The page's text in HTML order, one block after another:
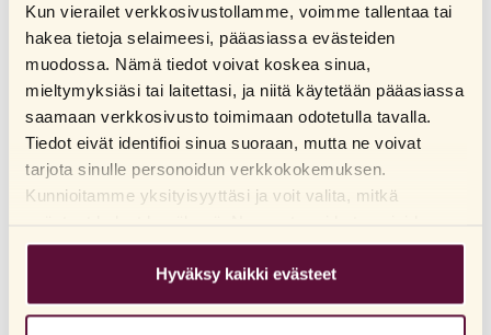
Kun vierailet verkkosivustollamme, voimme tallentaa tai
hakea tietoja selaimeesi, pääasiassa evästeiden
muodossa. Nämä tiedot voivat koskea sinua,
mieltymyksiäsi tai laitettasi, ja niitä käytetään pääasiassa
saamaan verkkosivusto toimimaan odotetulla tavalla.
Tiedot eivät identifioi sinua suoraan, mutta ne voivat
tarjota sinulle personoidun verkkokokemuksen.
Kunnioitamme yksityisyyttäsi ja voit valita, mitkä
otsikoita saadaksesi lisätietoja ja muuttaaksesi
oletusasetuksiamme. Huomaathan, että evästeiden
estäminen voi vaikuttaa sivuston käyttökokemukseen ja
Hyväksy kaikki evästeet
Katso jälleenmyyjät
Shiny Dream on metallinen anaalitappi, joka on suunniteltu
stimuloimaan peräaukon tuntoherkkää aluetta. Tuote on
valmistettu kiillotetusta alumiinista, joka tuntuu mukavan
painavalta ja yhdessä koristekiven kanssa tuo ripauksen
ylellisyyttä makuuhuoneeseen. Suosittelemme silikonipohjaisen
liukuvoiteen käyttöä yhdessä tuotteen kanssa. Huomioi, että
syvälle käytön aikana. Puhdista tappi ennen ja jälkeen käytön
seksileluille tarkoitetulla puhdistusaineella.
Pituus: 7,2 cm
/ Seksivälineet ja -tuotteet /